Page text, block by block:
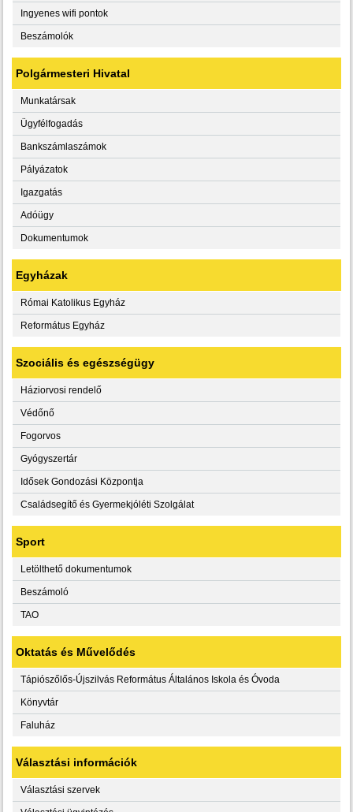
Ingyenes wifi pontok
Beszámolók
Polgármesteri Hivatal
Munkatársak
Ügyfélfogadás
Bankszámlaszámok
Pályázatok
Igazgatás
Adóügy
Dokumentumok
Egyházak
Római Katolikus Egyház
Református Egyház
Szociális és egészségügy
Háziorvosi rendelő
Védőnő
Fogorvos
Gyógyszertár
Idősek Gondozási Központja
Családsegítő és Gyermekjóléti Szolgálat
Sport
Letölthető dokumentumok
Beszámoló
TAO
Oktatás és Művelődés
Tápiószőlős-Újszilvás Református Általános Iskola és Óvoda
Könyvtár
Faluház
Választási információk
Választási szervek